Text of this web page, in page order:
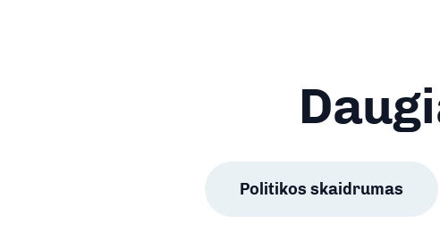
Politikos skaidrumas